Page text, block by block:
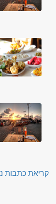
קריאת כתבות